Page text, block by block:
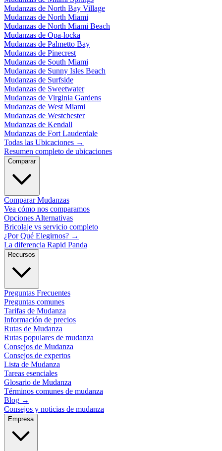
Mudanzas de North Bay Village
Mudanzas de North Miami
Mudanzas de North Miami Beach
Mudanzas de Opa-locka
Mudanzas de Palmetto Bay
Mudanzas de Pinecrest
Mudanzas de South Miami
Mudanzas de Sunny Isles Beach
Mudanzas de Surfside
Mudanzas de Sweetwater
Mudanzas de Virginia Gardens
Mudanzas de West Miami
Mudanzas de Westchester
Mudanzas de Kendall
Mudanzas de Fort Lauderdale
Todas las Ubicaciones →
Resumen completo de ubicaciones
Comparar
Comparar Mudanzas
Vea cómo nos comparamos
Opciones Alternativas
Bricolaje vs servicio completo
¿Por Qué Elegirnos? →
La diferencia Rapid Panda
Recursos
Preguntas Frecuentes
Preguntas comunes
Tarifas de Mudanza
Información de precios
Rutas de Mudanza
Rutas populares de mudanza
Consejos de Mudanza
Consejos de expertos
Lista de Mudanza
Tareas esenciales
Glosario de Mudanza
Términos comunes de mudanza
Blog →
Consejos y noticias de mudanza
Empresa